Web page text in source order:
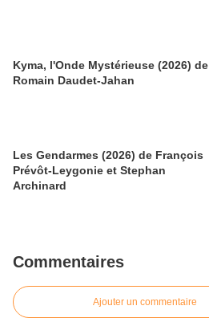
Kyma, l'Onde Mystérieuse (2026) de
Romain Daudet-Jahan
Les Gendarmes (2026) de François
Prévôt-Leygonie et Stephan
Archinard
Commentaires
Ajouter un commentaire